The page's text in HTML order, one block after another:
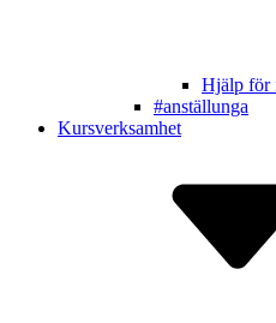
Hjälp för
#anställunga
Kursverksamhet